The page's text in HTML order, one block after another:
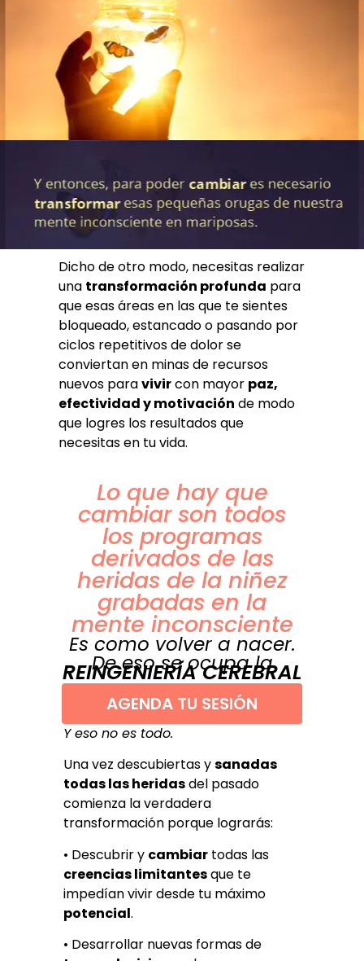
Dicho de otro modo, necesitas realizar
una transformación profunda para
que esas áreas en las que te sientes
bloqueado, estancado o pasando por
ciclos repetitivos de dolor se
conviertan en minas de recursos
nuevos paravivircon mayor paz,
efectividad y motivación de modo
que logres los resultados que
necesitas en tu vida.
Lo que hay que
cambiar son todos
los programas
derivados de las
heridas de la niñez
grabadas en la
mente inconsciente
Es como volver a nacer.
De eso se ocupa la
REINGENIERÍA CEREBRAL
AGENDA TU SESIÓN
Y eso no es todo.
Una vez descubiertas ysanadas
todas las heridasdel pasado
comienza la verdadera
transformación porque lograrás:
• Descubrir y cambiar todas las
creencias limitantesque te
impedían vivir desde tu máximo
potencial.
• Desarrollar nuevas formas de